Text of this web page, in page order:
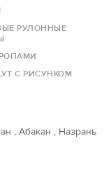
РУЛОННЫЕ
С РИСУНКОМ
, Абакан , Назрань